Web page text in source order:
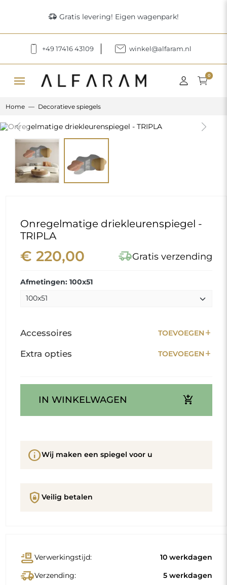
delivery_truck_speed Gratis levering! Eigen wagenpark!
+49 17416 43109 winkel@alfaram.nl
menu 0
Home Decoratieve spiegels
Previous Next
Onregelmatige driekleurenspiegel -
TRIPLA
€ 220,00 delivery_truck_speedGratis verzending
Afmetingen: 100x51
Accessoires TOEVOEGEN add
Extra opties TOEVOEGEN add
IN WINKELWAGEN add_shopping_cart
infoWij maken een spiegel voor u
shield_lock Veilig betalen
conveyor_beltVerwerkingstijd: 10 werkdagen
delivery_truck_speedVerzending: 5 werkdagen